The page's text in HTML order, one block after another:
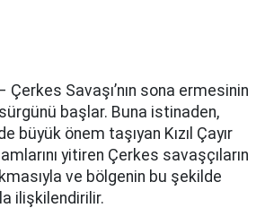
Çerkes Savaşı’nın sona ermesinin
başlar. Buna istinaden,
büyük önem taşıyan Kızıl Çayır
yitiren Çerkes savaşçıların
ve bölgenin bu şekilde
ilişkilendirilir.